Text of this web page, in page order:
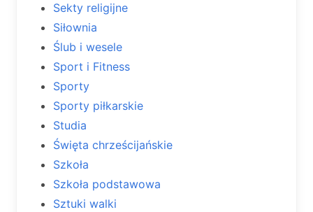
Sekty religijne
Siłownia
Ślub i wesele
Sport i Fitness
Sporty
Sporty piłkarskie
Studia
Święta chrześcijańskie
Szkoła
Szkoła podstawowa
Sztuki walki